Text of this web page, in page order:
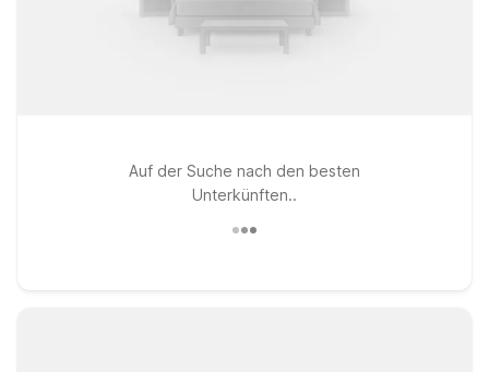
Auf der Suche nach den besten
Unterkünften..